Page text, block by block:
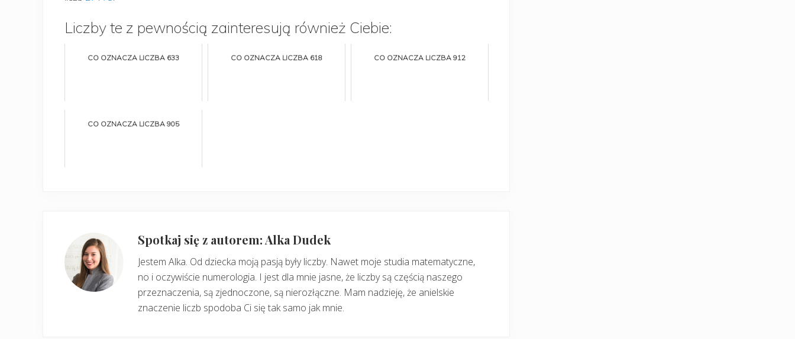
Liczby te z pewnością zainteresują również Ciebie:
CO OZNACZA LICZBA 633 CO OZNACZA LICZBA 618 CO OZNACZA LICZBA 912
CO OZNACZA LICZBA 905
Spotkaj się z autorem: Alka Dudek
Jestem Alka. Od dziecka moją pasją były liczby. Nawet moje studia matematyczne,
no i oczywiście numerologia. I jest dla mnie jasne, że liczby są częścią naszego
przeznaczenia, są zjednoczone, są nierozłączne. Mam nadzieję, że anielskie
znaczenie liczb spodoba Ci się tak samo jak mnie.